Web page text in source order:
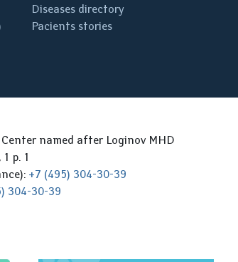
Diseases directory
Pacients stories
named after Loginov MHD
p. 1
+7 (495) 304-30-39
304-30-39